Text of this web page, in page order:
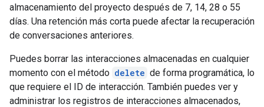
almacenamiento del proyecto después de 7, 14, 28 o 55
días. Una retención más corta puede afectar la recuperación
de conversaciones anteriores.
Puedes borrar las interacciones almacenadas en cualquier
momento con el método delete de forma programática, lo
que requiere el ID de interacción. También puedes ver y
administrar los registros de interacciones almacenados,